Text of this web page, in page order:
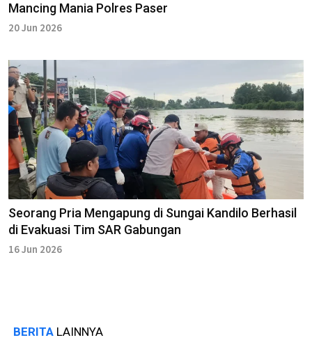
Mancing Mania Polres Paser
20 Jun 2026
Seorang Pria Mengapung di Sungai Kandilo Berhasil
di Evakuasi Tim SAR Gabungan
16 Jun 2026
BERITA LAINNYA